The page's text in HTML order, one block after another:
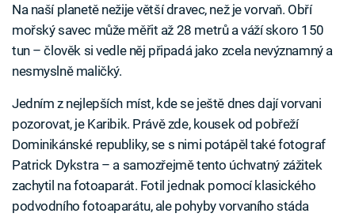
Na naší planetě nežije větší dravec, než je vorvaň. Obří
mořský savec může měřit až 28 metrů a váží skoro 150
tun – člověk si vedle něj připadá jako zcela nevýznamný a
nesmyslně maličký.
Jedním z nejlepších míst, kde se ještě dnes dají vorvani
pozorovat, je Karibik. Právě zde, kousek od pobřeží
Dominikánské republiky, se s nimi potápěl také fotograf
Patrick Dykstra – a samozřejmě tento úchvatný zážitek
zachytil na fotoaparát. Fotil jednak pomocí klasického
podvodního fotoaparátu, ale pohyby vorvaního stáda